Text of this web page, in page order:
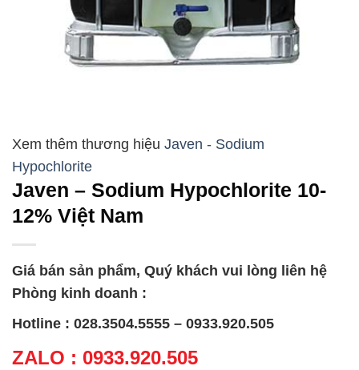
Javen - Sodium
Hypochlorite
Javen – Sodium Hypochlorite 10-
12% Việt Nam
Giá bán sản phẩm, Quý khách vui lòng liên hệ
Phòng kinh doanh :
Hotline : 028.3504.5555 – 0933.920.505
ZALO : 0933.920.505